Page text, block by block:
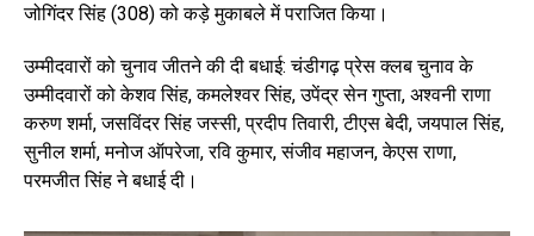
जोगिंदर सिंह (308) को कड़े मुकाबले में पराजित किया।
उम्मीदवारों को चुनाव जीतने की दी बधाई: चंडीगढ़ प्रेस क्लब चुनाव के
उम्मीदवारों को केशव सिंह, कमलेश्वर सिंह, उपेंद्र सेन गुप्ता, अश्वनी राणा
करुण शर्मा, जसविंदर सिंह जस्सी, प्रदीप तिवारी, टीएस बेदी, जयपाल सिंह,
सुनील शर्मा, मनोज ऑपरेजा, रवि कुमार, संजीव महाजन, केएस राणा,
परमजीत सिंह ने बधाई दी।